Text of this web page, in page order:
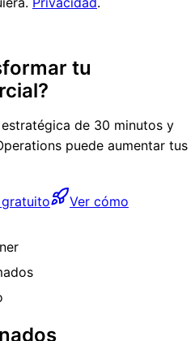
tu
de 30 minutos y
puede aumentar tus
Ver cómo